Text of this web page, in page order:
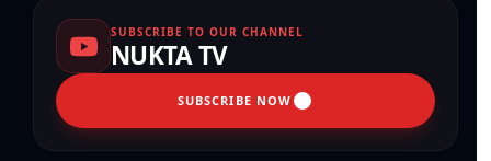
SUBSCRIBE TO OUR CHANNEL
NUKTA TV
SUBSCRIBE NOW